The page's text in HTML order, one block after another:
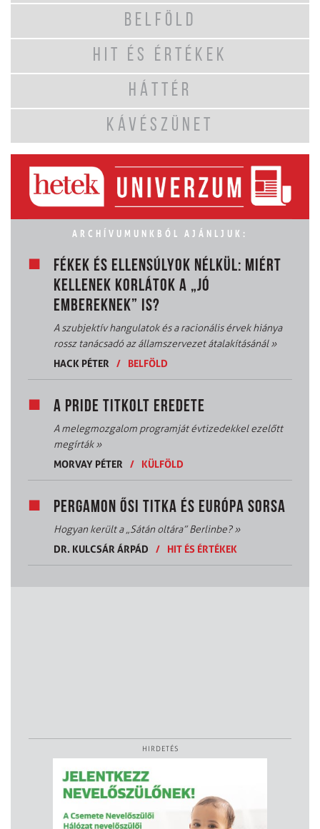
BELFÖLD
HIT ÉS ÉRTÉKEK
HÁTTÉR
KÁVÉSZÜNET
ARCHÍVUMUNKBÓL AJÁNLJUK:
FÉKEK ÉS ELLENSÚLYOK NÉLKÜL: MIÉRT
KELLENEK KORLÁTOK A „JÓ
EMBEREKNEK” IS?
A szubjektív hangulatok és a racionális érvek hiánya
rossz tanácsadó az államszervezet átalakításánál»
HACK PÉTER
/ BELFÖLD
A PRIDE TITKOLT EREDETE
A melegmozgalom programját évtizedekkel ezelőtt
megírták»
MORVAY PÉTER
/ KÜLFÖLD
PERGAMON ŐSI TITKA ÉS EURÓPA SORSA
Hogyan került a „Sátán oltára” Berlinbe?»
DR. KULCSÁR ÁRPÁD
/ HIT ÉS ÉRTÉKEK
HIRDETÉS